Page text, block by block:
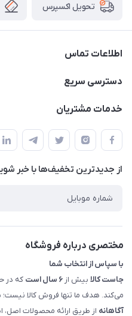
تحویل اکسپرس
اطلاعات تماس
09398557137
سمت چپ (فروشگاه صوتی
هماهنگی"
دسترسی سریع
لیست محصولات
حساب کاربری
تماس با ما
خدمات مشتریان
راهنما
پرسش های شما
شرایط و ضوابط گارانتی
روش های بازگرداندن کالا
از جدید‌ترین تخفیف‌ها با‌ خبر
مختصری درباره فروشگاه
با سپاس از انتخاب شما
جاست کالا بیش از ۶ سال است
که در
می‌کند. هدف ما تنها فروش کالا
آگاهانه از طریق ارائه محصولات